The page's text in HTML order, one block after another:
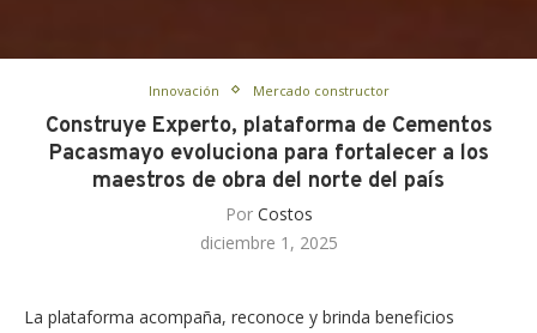
Innovación Mercado constructor
Construye Experto, plataforma de Cementos
Pacasmayo evoluciona para fortalecer a los
maestros de obra del norte del país
Por Costos
diciembre 1, 2025
La plataforma acompaña, reconoce y brinda beneficios